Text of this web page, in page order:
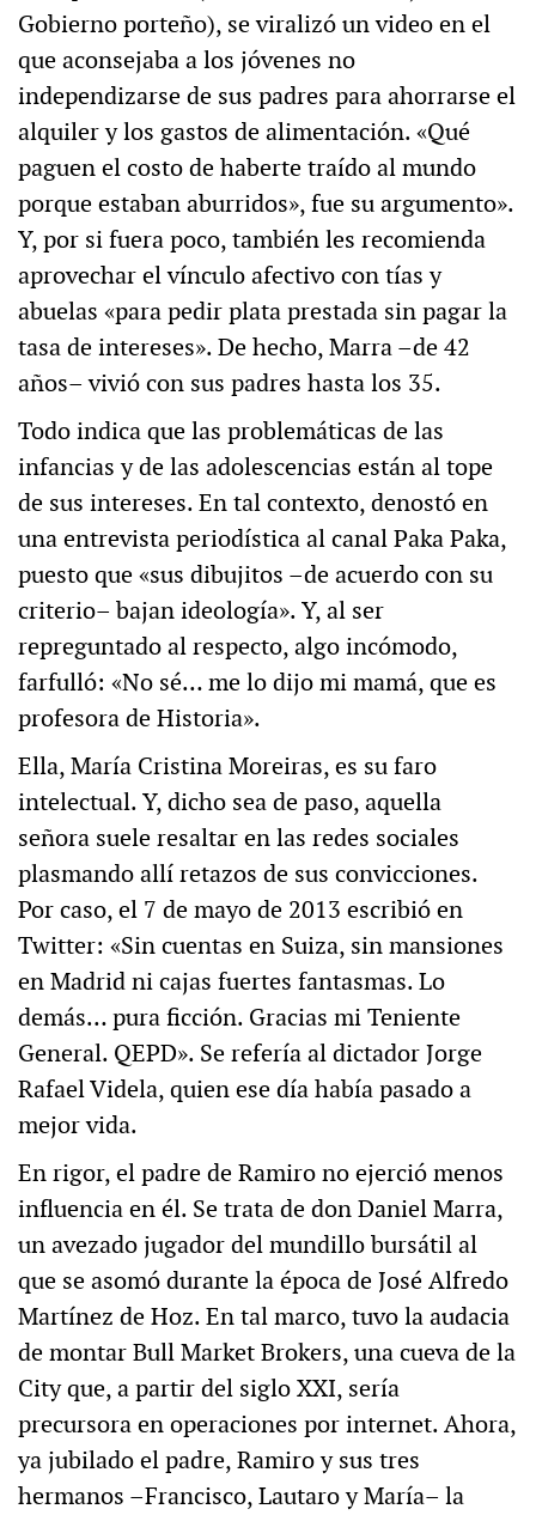
Gobierno porteño), se viralizó un video en el
que aconsejaba a los jóvenes no
independizarse de sus padres para ahorrarse el
alquiler y los gastos de alimentación. «Qué
paguen el costo de haberte traído al mundo
porque estaban aburridos», fue su argumento».
Y, por si fuera poco, también les recomienda
aprovechar el vínculo afectivo con tías y
abuelas «para pedir plata prestada sin pagar la
tasa de intereses». De hecho, Marra –de 42
años– vivió con sus padres hasta los 35.
Todo indica que las problemáticas de las
infancias y de las adolescencias están al tope
de sus intereses. En tal contexto, denostó en
una entrevista periodística al canal Paka Paka,
puesto que «sus dibujitos –de acuerdo con su
criterio– bajan ideología». Y, al ser
repreguntado al respecto, algo incómodo,
farfulló: «No sé… me lo dijo mi mamá, que es
profesora de Historia».
Ella, María Cristina Moreiras, es su faro
intelectual. Y, dicho sea de paso, aquella
señora suele resaltar en las redes sociales
plasmando allí retazos de sus convicciones.
Por caso, el 7 de mayo de 2013 escribió en
Twitter: «Sin cuentas en Suiza, sin mansiones
en Madrid ni cajas fuertes fantasmas. Lo
demás… pura ficción. Gracias mi Teniente
General. QEPD». Se refería al dictador Jorge
Rafael Videla, quien ese día había pasado a
mejor vida.
En rigor, el padre de Ramiro no ejerció menos
influencia en él. Se trata de don Daniel Marra,
un avezado jugador del mundillo bursátil al
que se asomó durante la época de José Alfredo
Martínez de Hoz. En tal marco, tuvo la audacia
de montar Bull Market Brokers, una cueva de la
City que, a partir del siglo XXI, sería
precursora en operaciones por internet. Ahora,
ya jubilado el padre, Ramiro y sus tres
hermanos –Francisco, Lautaro y María– la